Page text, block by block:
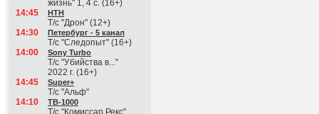
жизнь" 1, 4 с. (16+)
14:45
НТН
Т/с "Дрон" (12+)
14:30
Петербург - 5 канал
Т/с "Следопыт" (16+)
14:00
Sony Turbo
Т/с "Убийства в..."
2022 г. (16+)
14:45
Super+
Т/с "Альф"
14:10
ТВ-1000
Т/с "Комиссар Рекс"